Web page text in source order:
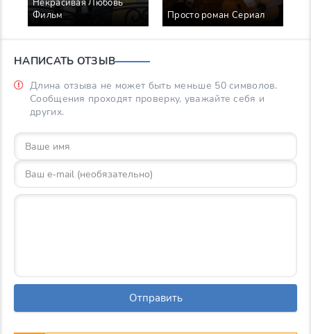
Некрасивая Любовь
Фильм
Просто роман Сериал
НАПИСАТЬ ОТЗЫВ
Длина отзыва не может быть меньше 50 символов.
Сообщения проходят проверку, уважайте себя и
других.
Отправить